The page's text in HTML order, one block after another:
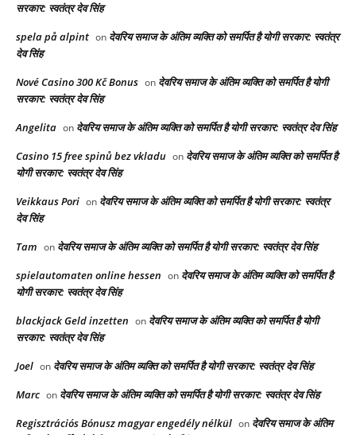
सरकार: स्वतंत्र देव सिंह
spela på alpint on देवरिय समाज के अंतिम व्यक्ति को समर्पित है योगी सरकार: स्वतंत्र
देव सिंह
Nové Casino 300 Kč Bonus on देवरिय समाज के अंतिम व्यक्ति को समर्पित है योगी
सरकार: स्वतंत्र देव सिंह
Angelita on देवरिय समाज के अंतिम व्यक्ति को समर्पित है योगी सरकार: स्वतंत्र देव सिंह
Casino 15 free spinů bez vkladu on देवरिय समाज के अंतिम व्यक्ति को समर्पित है
योगी सरकार: स्वतंत्र देव सिंह
Veikkaus Pori on देवरिय समाज के अंतिम व्यक्ति को समर्पित है योगी सरकार: स्वतंत्र
देव सिंह
Tam on देवरिय समाज के अंतिम व्यक्ति को समर्पित है योगी सरकार: स्वतंत्र देव सिंह
spielautomaten online hessen on देवरिय समाज के अंतिम व्यक्ति को समर्पित है
योगी सरकार: स्वतंत्र देव सिंह
blackjack Geld inzetten on देवरिय समाज के अंतिम व्यक्ति को समर्पित है योगी
सरकार: स्वतंत्र देव सिंह
Joel on देवरिय समाज के अंतिम व्यक्ति को समर्पित है योगी सरकार: स्वतंत्र देव सिंह
Marc on देवरिय समाज के अंतिम व्यक्ति को समर्पित है योगी सरकार: स्वतंत्र देव सिंह
Regisztrációs Bónusz magyar engedély nélkül on देवरिय समाज के अंतिम